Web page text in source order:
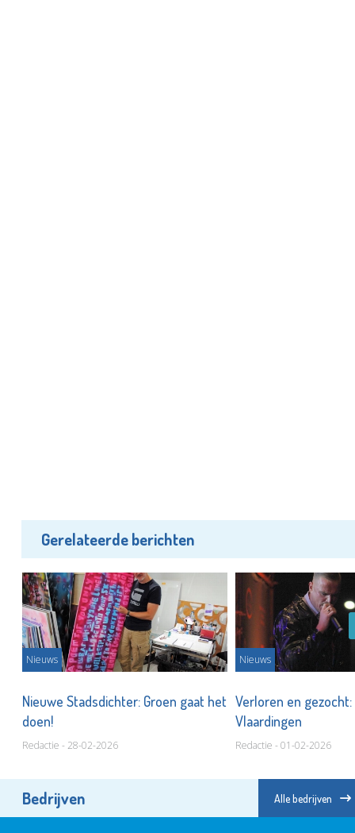
Gerelateerde berichten
Nieuws
Nieuwe Stadsdichter: Groen gaat het
doen!
Redactie - 28-02-2026
Nieuws
Verloren en
Vlaardingen
Redactie - 01-02-2026
Bedrijven Alle bedrijven